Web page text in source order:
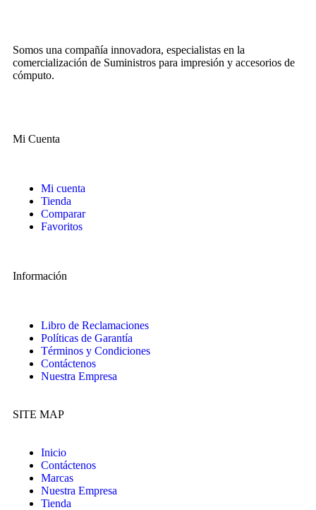
Somos una compañía innovadora, especialistas en la
comercialización de Suministros para impresión y accesorios de
cómputo.
Mi Cuenta
Mi cuenta
Tienda
Comparar
Favoritos
Información
Libro de Reclamaciones
Políticas de Garantía
Términos y Condiciones
Contáctenos
Nuestra Empresa
SITE MAP
Inicio
Contáctenos
Marcas
Nuestra Empresa
Tienda